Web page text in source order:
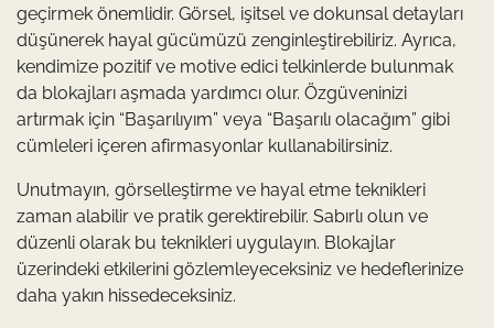
geçirmek önemlidir. Görsel, işitsel ve dokunsal detayları
düşünerek hayal gücümüzü zenginleştirebiliriz. Ayrıca,
kendimize pozitif ve motive edici telkinlerde bulunmak
da blokajları aşmada yardımcı olur. Özgüveninizi
artırmak için “Başarılıyım” veya “Başarılı olacağım” gibi
cümleleri içeren afirmasyonlar kullanabilirsiniz.
Unutmayın, görselleştirme ve hayal etme teknikleri
zaman alabilir ve pratik gerektirebilir. Sabırlı olun ve
düzenli olarak bu teknikleri uygulayın. Blokajlar
üzerindeki etkilerini gözlemleyeceksiniz ve hedeflerinize
daha yakın hissedeceksiniz.